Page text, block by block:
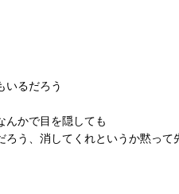
いるだろう
んかで目を隠しても
う、消してくれというか黙って